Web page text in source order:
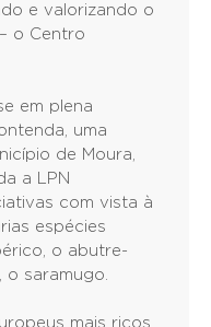
e valorizando o
o Centro
em plena
uma
de Moura,
a LPN
com vista à
espécies
o abutre-
o saramugo.
mais ricos